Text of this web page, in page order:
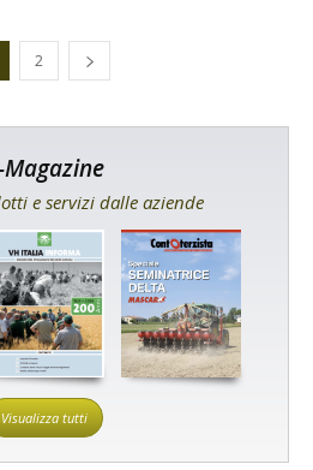
2
Magazine
e servizi dalle aziende
Visualizza tutti